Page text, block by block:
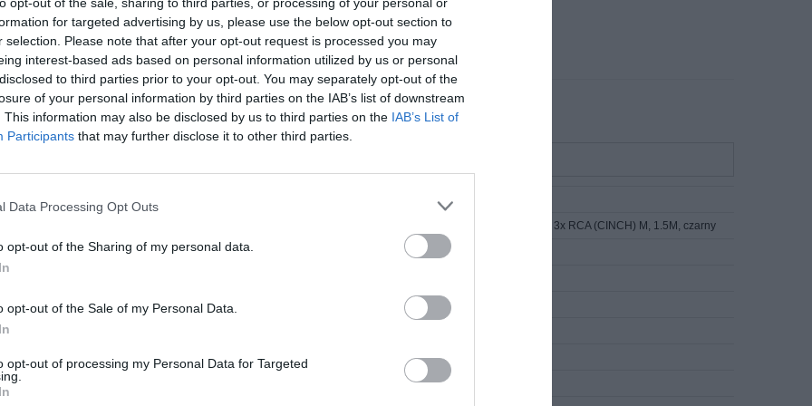
for targeted advertising by us, please use the below opt-out section to
selection. Please note that after your opt-out request is processed you may
interest-based ads based on personal information utilized by us or personal
to third parties prior to your opt-out. You may separately opt-out of the
of your personal information by third parties on the IAB’s list of downstream
This information may also be disclosed by us to third parties on the IAB’s List of
Participants that may further disclose it to other third parties.
Data Processing Opt Outs
opt-out of the Sharing of my personal data.
opt-out of the Sale of my Personal Data.
opt-out of processing my Personal Data for Targeted
GEMBIRD CCAP-4P3R-1.5M Gembird kabel audio JACK 3,5mm (4-pin) M / 3x RCA (CINCH) M, 1.5M, czarny
GEMBIRD
audio
(cinch)
1x męska Jack 3,5mm stereo